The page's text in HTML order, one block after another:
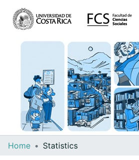
Communities
Home Statistics